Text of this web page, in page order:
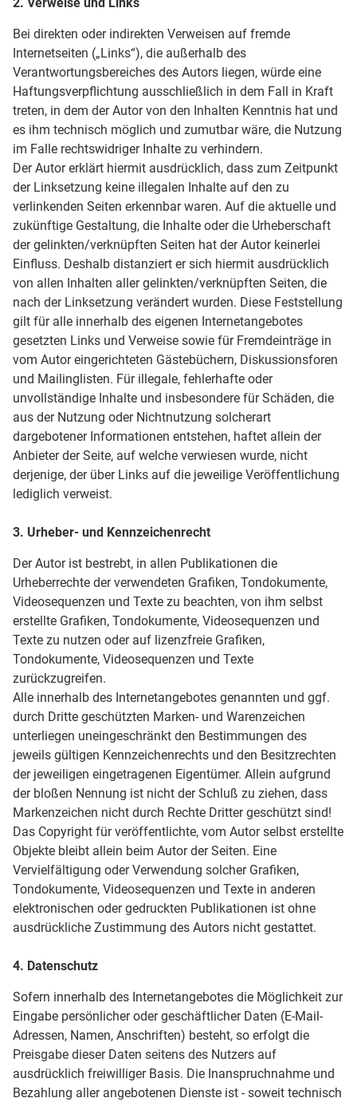
2. Verweise und Links
Bei direkten oder indirekten Verweisen auf fremde
Internetseiten („Links“), die außerhalb des
Verantwortungsbereiches des Autors liegen, würde eine
Haftungsverpflichtung ausschließlich in dem Fall in Kraft
treten, in dem der Autor von den Inhalten Kenntnis hat und
es ihm technisch möglich und zumutbar wäre, die Nutzung
im Falle rechtswidriger Inhalte zu verhindern.
Der Autor erklärt hiermit ausdrücklich, dass zum Zeitpunkt
der Linksetzung keine illegalen Inhalte auf den zu
verlinkenden Seiten erkennbar waren. Auf die aktuelle und
zukünftige Gestaltung, die Inhalte oder die Urheberschaft
der gelinkten/verknüpften Seiten hat der Autor keinerlei
Einfluss. Deshalb distanziert er sich hiermit ausdrücklich
von allen Inhalten aller gelinkten/verknüpften Seiten, die
nach der Linksetzung verändert wurden. Diese Feststellung
gilt für alle innerhalb des eigenen Internetangebotes
gesetzten Links und Verweise sowie für Fremdeinträge in
vom Autor eingerichteten Gästebüchern, Diskussionsforen
und Mailinglisten. Für illegale, fehlerhafte oder
unvollständige Inhalte und insbesondere für Schäden, die
aus der Nutzung oder Nichtnutzung solcherart
dargebotener Informationen entstehen, haftet allein der
Anbieter der Seite, auf welche verwiesen wurde, nicht
derjenige, der über Links auf die jeweilige Veröffentlichung
lediglich verweist.
3. Urheber- und Kennzeichenrecht
Der Autor ist bestrebt, in allen Publikationen die
Urheberrechte der verwendeten Grafiken, Tondokumente,
Videosequenzen und Texte zu beachten, von ihm selbst
erstellte Grafiken, Tondokumente, Videosequenzen und
Texte zu nutzen oder auf lizenzfreie Grafiken,
Tondokumente, Videosequenzen und Texte
zurückzugreifen.
Alle innerhalb des Internetangebotes genannten und ggf.
durch Dritte geschützten Marken- und Warenzeichen
unterliegen uneingeschränkt den Bestimmungen des
jeweils gültigen Kennzeichenrechts und den Besitzrechten
der jeweiligen eingetragenen Eigentümer. Allein aufgrund
der bloßen Nennung ist nicht der Schluß zu ziehen, dass
Markenzeichen nicht durch Rechte Dritter geschützt sind!
Das Copyright für veröffentlichte, vom Autor selbst erstellte
Objekte bleibt allein beim Autor der Seiten. Eine
Vervielfältigung oder Verwendung solcher Grafiken,
Tondokumente, Videosequenzen und Texte in anderen
elektronischen oder gedruckten Publikationen ist ohne
ausdrückliche Zustimmung des Autors nicht gestattet.
4. Datenschutz
Sofern innerhalb des Internetangebotes die Möglichkeit zur
Eingabe persönlicher oder geschäftlicher Daten (E-Mail-
Adressen, Namen, Anschriften) besteht, so erfolgt die
Preisgabe dieser Daten seitens des Nutzers auf
ausdrücklich freiwilliger Basis. Die Inanspruchnahme und
Bezahlung aller angebotenen Dienste ist - soweit technisch